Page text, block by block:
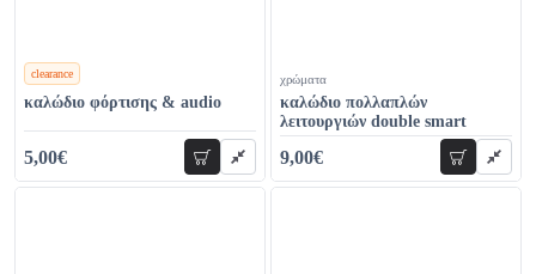
clearance
χρώματα
καλώδιο φόρτισης & audio
5,00€ προσθήκη
χρώματα
καλώδιο πολλαπλών
λειτουργιών double smart
9,00€ προσθήκη